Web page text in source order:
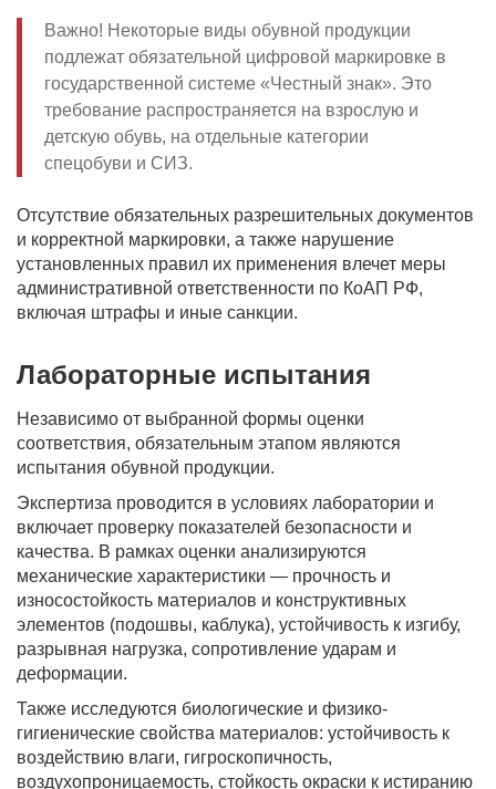
Важно! Некоторые виды обувной продукции
подлежат обязательной цифровой маркировке в
государственной системе «Честный знак». Это
требование распространяется на взрослую и
детскую обувь, на отдельные категории
спецобуви и СИЗ.
Отсутствие обязательных разрешительных документов
и корректной маркировки, а также нарушение
установленных правил их применения влечет меры
административной ответственности по КоАП РФ,
включая штрафы и иные санкции.
Лабораторные испытания
Независимо от выбранной формы оценки
соответствия, обязательным этапом являются
испытания обувной продукции.
Экспертиза проводится в условиях лаборатории и
включает проверку показателей безопасности и
качества. В рамках оценки анализируются
механические характеристики — прочность и
износостойкость материалов и конструктивных
элементов (подошвы, каблука), устойчивость к изгибу,
разрывная нагрузка, сопротивление ударам и
деформации.
Также исследуются биологические и физико-
гигиенические свойства материалов: устойчивость к
воздействию влаги, гигроскопичность,
воздухопроницаемость, стойкость окраски к истиранию